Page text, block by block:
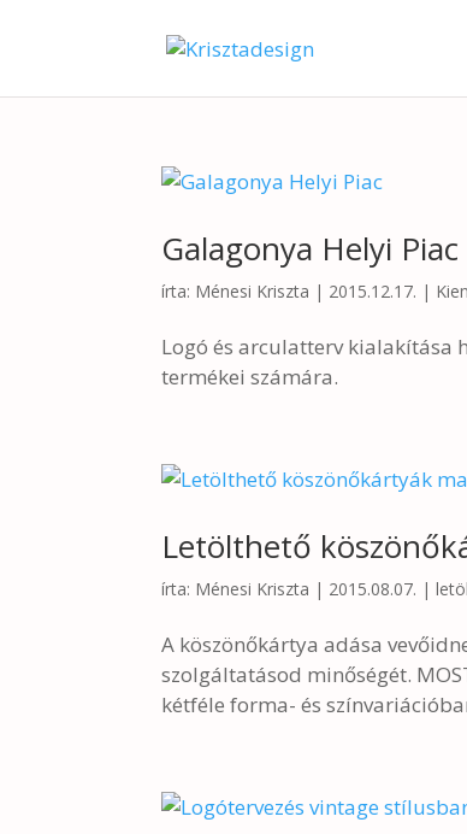
Galagonya Helyi Piac
írta: Ménesi Kriszta | 2015.12.17. |
Logó és arculatterv kialakítása
termékei számára.
Letölthető
írta: Ménesi Kriszta | 2015.08.07. |
A köszönőkártya adása
szolgáltatásod minőségét.
kétféle forma- és